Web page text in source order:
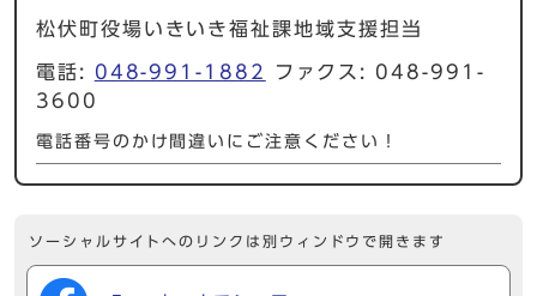
松伏町役場いきいき福祉課地域支援担当
電話: 048-991-1882
ファクス: 048-991-
3600
電話番号のかけ間違いにご注意ください！
ソーシャルサイトへのリンクは別ウィンドウで開きます